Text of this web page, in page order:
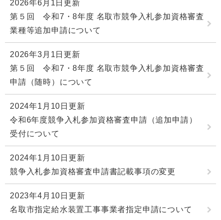
2026年6月1日更新
第５回 令和7・8年度 名取市競争入札参加資格審査
業種等追加申請について
2026年3月1日更新
第５回 令和7・8年度 名取市競争入札参加資格審査
申請（随時）について
2024年1月10日更新
令和6年度競争入札参加資格審査申請（追加申請）
受付について
2024年1月10日更新
競争入札参加資格審査申請書記載事項の変更
2023年4月10日更新
名取市指定給水装置工事事業者指定申請について